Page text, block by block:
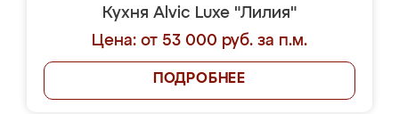
Кухня Alvic Luxe "Лилия"
Цена: от 53 000 руб. за п.м.
ПОДРОБНЕЕ